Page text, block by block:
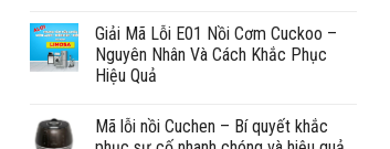
Giải Mã Lỗi E01 Nồi Cơm Cuckoo –
Nguyên Nhân Và Cách Khắc Phục
Hiệu Quả
Mã lỗi nồi Cuchen – Bí quyết khắc